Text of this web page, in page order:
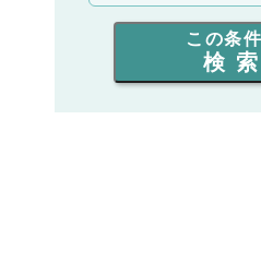
出力を選ぶ
同時通話人数を選
この条
検索